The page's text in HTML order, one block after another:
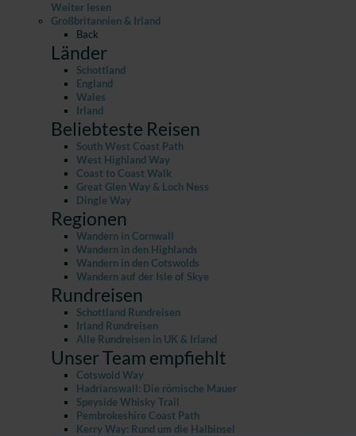
Weiter lesen
Großbritannien & Irland
Back
Länder
Schottland
England
Wales
Irland
Beliebteste Reisen
South West Coast Path
West Highland Way
Coast to Coast Walk
Great Glen Way & Loch Ness
Dingle Way
Regionen
Wandern in Cornwall
Wandern in den Highlands
Wandern in den Cotswolds
Wandern auf der Isle of Skye
Rundreisen
Schottland Rundreisen
Irland Rundreisen
Alle Rundreisen in UK & Irland
Unser Team empfiehlt
Cotswold Way
Hadrianswall: Die römische Mauer
Speyside Whisky Trail
Pembrokeshire Coast Path
Kerry Way: Rund um die Halbinsel